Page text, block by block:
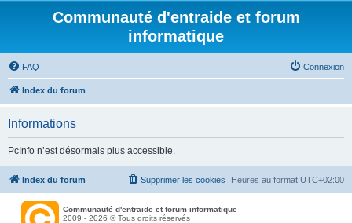
Communauté d'entraide et forum
informatique
FAQ Connexion
Index du forum
Informations
PcInfo n’est désormais plus accessible.
Index du forum Heures au format UTC+02:00
Supprimer les cookies
Communauté d'entraide et forum informatique
2009 - 2026 © Tous droits réservés